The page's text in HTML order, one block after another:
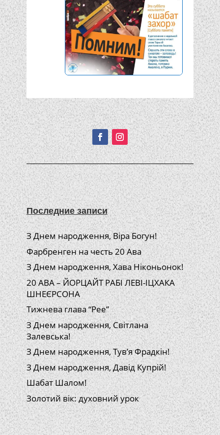
Подписывайтесь!
Последние записи
З Днем народження, Віра Богун!
Фарбренген на честь 20 Ава
З Днем народження, Хава Ніконьонок!
20 АВА – ЙОРЦАЙТ РАБІ ЛЕВІ-ІЦХАКА
ШНЕЄРСОНА
Тижнева глава “Рее”
З Днем народження, Світлана
Залевська!
З Днем народження, Тув’я Фрадкін!
З Днем народження, Давід Купрій!
Шабат Шалом!
Золотий вік: духовний урок